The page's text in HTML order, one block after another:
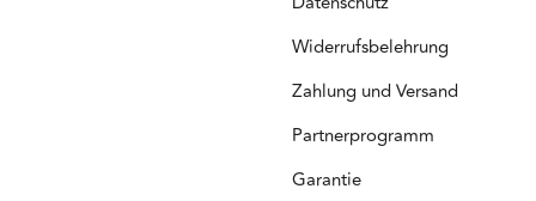
Widerrufsbelehrung
Zahlung und Versand
Partnerprogramm
Garantie